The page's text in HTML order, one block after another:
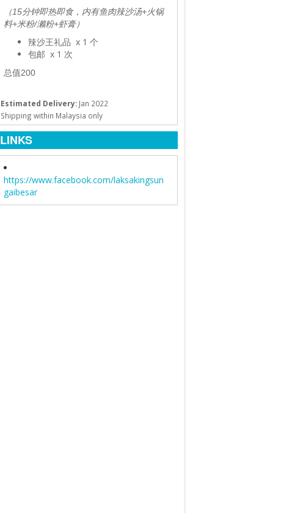
（15分钟即热即食，内有鱼肉辣沙汤+火锅
料+米粉/濑粉+虾膏）
辣沙王礼品 x 1 个
包邮 x 1 次
总值200
Estimated Delivery: Jan 2022
Shipping within Malaysia only
LINKS
https://www.facebook.com/laksakingsun
gaibesar